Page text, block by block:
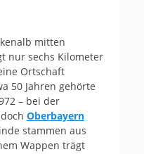
mitten
nur sechs Kilometer
Ortschaft
50 Jahren gehörte
– bei der
Oberbayern
stammen aus
Wappen trägt